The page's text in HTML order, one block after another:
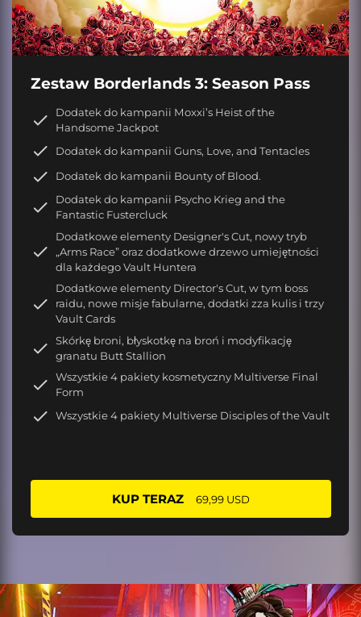
Zestaw Borderlands 3: Season Pass
Dodatek do kampanii Moxxi’s Heist of the
Handsome Jackpot
Dodatek do kampanii Guns, Love, and Tentacles
Dodatek do kampanii Bounty of Blood.
Dodatek do kampanii Psycho Krieg and the
Fantastic Fustercluck
Dodatkowe elementy Designer's Cut, nowy tryb
„Arms Race” oraz dodatkowe drzewo umiejętności
dla każdego Vault Huntera
Dodatkowe elementy Director's Cut, w tym boss
raidu, nowe misje fabularne, dodatki zza kulis i trzy
Vault Cards
Skórkę broni, błyskotkę na broń i modyfikację
granatu Butt Stallion
Wszystkie 4 pakiety kosmetyczny Multiverse Final
Form
Wszystkie 4 pakiety Multiverse Disciples of the Vault
KUP TERAZ 69,99 USD